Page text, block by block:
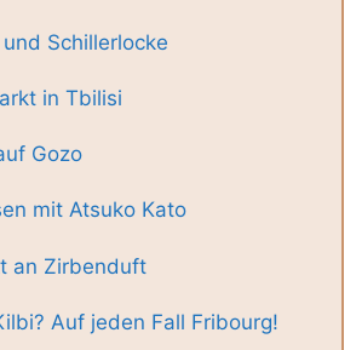
Schillerlocke
in Tbilisi
Gozo
mit Atsuko Kato
an Zirbenduft
Auf jeden Fall Fribourg!